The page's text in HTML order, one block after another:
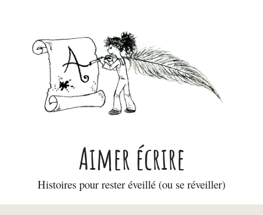
Aimer écrire
Histoires pour rester éveillé (ou se réveiller)